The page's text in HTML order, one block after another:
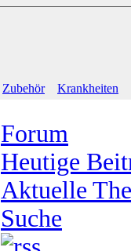
Zubehör Krankheiten
Forum
Heutige
Aktuelle
Suche